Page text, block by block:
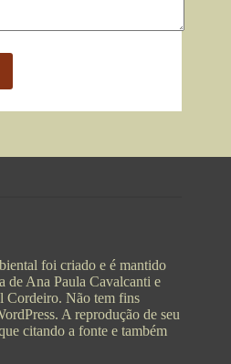
foi criado e é mantido
de Ana Paula Cavalcanti e
Cordeiro. Não tem fins
A reprodução de seu
citando a fonte e também